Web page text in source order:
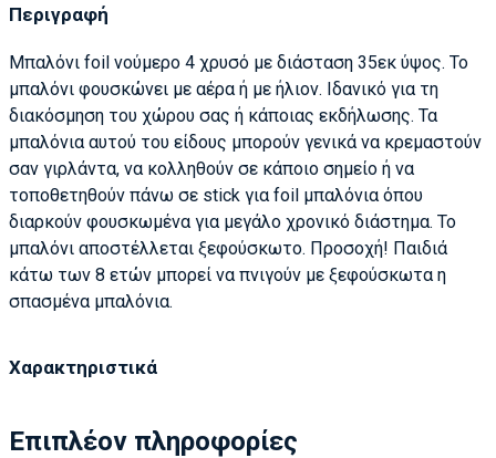
Περιγραφή
Μπαλόνι foil νούμερο 4 χρυσό με διάσταση 35εκ ύψος. Το
μπαλόνι φουσκώνει με αέρα ή με ήλιον. Ιδανικό για τη
διακόσμηση του χώρου σας ή κάποιας εκδήλωσης. Τα
μπαλόνια αυτού του είδους μπορούν γενικά να κρεμαστούν
σαν γιρλάντα, να κολληθούν σε κάποιο σημείο ή να
τοποθετηθούν πάνω σε stick για foil μπαλόνια όπου
διαρκούν φουσκωμένα για μεγάλο χρονικό διάστημα. Το
μπαλόνι αποστέλλεται ξεφούσκωτο. Προσοχή! Παιδιά
κάτω των 8 ετών μπορεί να πνιγούν με ξεφούσκωτα η
σπασμένα μπαλόνια.
Χαρακτηριστικά
Επιπλέον πληροφορίες